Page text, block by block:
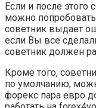
Если и после этого
можно
советник выдает
если Вы все
советник должен
Кроме того,
по умолчанию,
форекс пара евро